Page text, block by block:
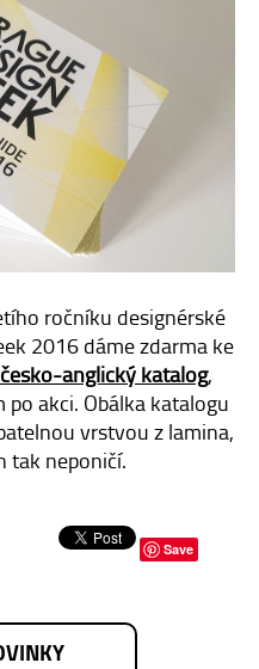
ročníku designérské
2016 dáme zdarma ke
anglický katalog,
akci. Obálka katalogu
vrstvou z lamina,
tak neponičí.
Save